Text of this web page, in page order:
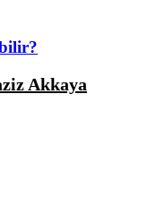
Akkaya